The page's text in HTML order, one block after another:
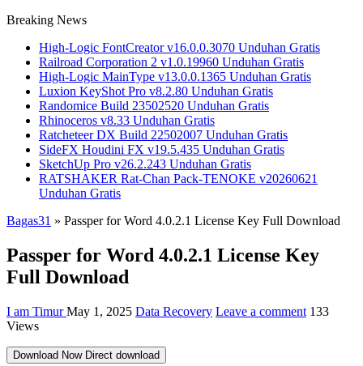
Breaking News
High-Logic FontCreator v16.0.0.3070 Unduhan Gratis
Railroad Corporation 2 v1.0.19960 Unduhan Gratis
High-Logic MainType v13.0.0.1365 Unduhan Gratis
Luxion KeyShot Pro v8.2.80 Unduhan Gratis
Randomice Build 23502520 Unduhan Gratis
Rhinoceros v8.33 Unduhan Gratis
Ratcheteer DX Build 22502007 Unduhan Gratis
SideFX Houdini FX v19.5.435 Unduhan Gratis
SketchUp Pro v26.2.243 Unduhan Gratis
RATSHAKER Rat-Chan Pack-TENOKE v20260621
Unduhan Gratis
Bagas31 » Passper for Word 4.0.2.1 License Key Full Download
Passper for Word 4.0.2.1 License Key
Full Download
I am TimurMay 1, 2025 Data Recovery Leave a comment 133
Views
Download Now Direct download